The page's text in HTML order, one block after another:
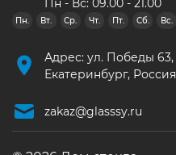
Пн - Вс: 09.00 - 21.00
Пн. Вт. Ср. Чт. Пт. Сб. Вс.
Адрес: ул. Победы 63,
Екатеринбург, Россия
zakaz@glasssy.ru